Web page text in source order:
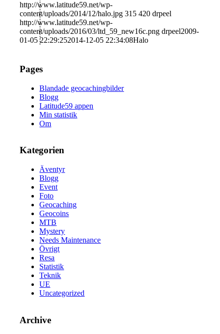
http://www.latitude59.net/wp-
content/uploads/2014/12/halo.jpg 315 420 drpeel
http://www.latitude59.net/wp-
content/uploads/2016/03/ltd_59_new16c.png drpeel2009-
01-05 22:29:252014-12-05 22:34:08Halo
Pages
Blandade geocachingbilder
Blogg
Latitude59 appen
Min statistik
Om
Kategorien
Äventyr
Blogg
Event
Foto
Geocaching
Geocoins
MTB
Mystery
Needs Maintenance
Övrigt
Resa
Statistik
Teknik
UE
Uncategorized
Archive